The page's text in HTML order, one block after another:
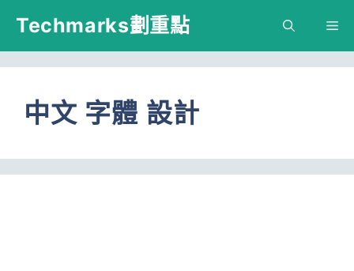
跳
主
容
Techmarks劃重點
中文 字體 設計